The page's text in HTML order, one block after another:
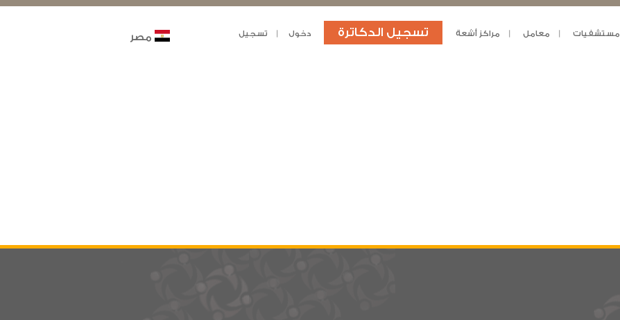
مستشفيات معامل مراكز أشعة تسجيل الدكاترة دخول تسجيل مصر